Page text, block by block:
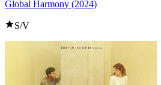
Global Harmony (2024)
S/V